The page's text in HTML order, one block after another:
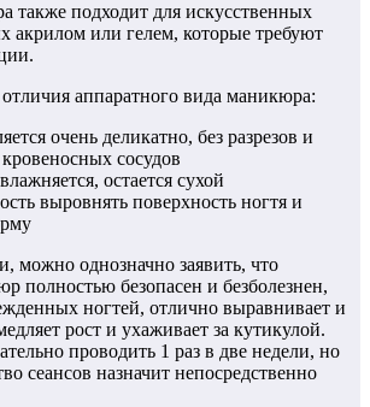
также подходит для искусственных
акрилом или гелем, которые требуют
аппаратного вида маникюра:
очень деликатно, без разрезов и
сосудов
остается сухой
выровнять поверхность ногтя и
можно однозначно заявить, что
полностью безопасен и безболезнен,
ногтей, отлично выравнивает и
рост и ухаживает за кутикулой.
проводить 1 раз в две недели, но
сеансов назначит непосредственно